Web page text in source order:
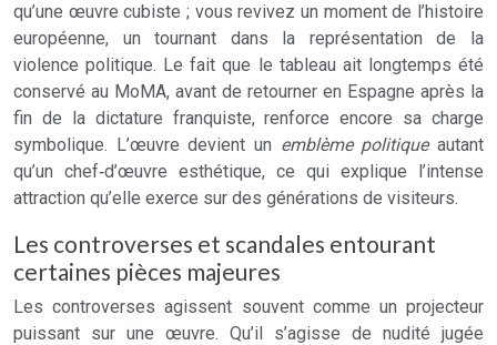
qu’une œuvre cubiste ; vous revivez un moment de l’histoire
européenne, un tournant dans la représentation de la
violence politique. Le fait que le tableau ait longtemps été
conservé au MoMA, avant de retourner en Espagne après la
fin de la dictature franquiste, renforce encore sa charge
symbolique. L’œuvre devient un emblème politiqueautant
qu’un chef‑d’œuvre esthétique, ce qui explique l’intense
attraction qu’elle exerce sur des générations de visiteurs.
Les controverses et scandales entourant
certaines pièces majeures
Les controverses agissent souvent comme un projecteur
puissant sur une œuvre. Qu’il s’agisse de nudité jugée